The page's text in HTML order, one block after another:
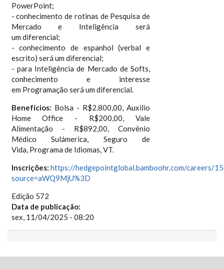
PowerPoint;
- conhecimento de rotinas de Pesquisa de
Mercado e Inteligência será
um diferencial;
- conhecimento de espanhol (verbal e
escrito) será um diferencial;
- para Inteligência de Mercado de Softs,
conhecimento e interesse
em Programação será um diferencial.
Benefícios: Bolsa - R$2.800,00, Auxilio
Home Office - R$200,00, Vale
Alimentação - R$892,00, Convênio
Médico Sulámerica, Seguro de
Vida, Programa de Idiomas, VT.
Inscrições: https://hedgepointglobal.bamboohr.com/careers/
source=aWQ9MjU%3D
Edição 572
Data de publicação:
sex, 11/04/2025 - 08:20